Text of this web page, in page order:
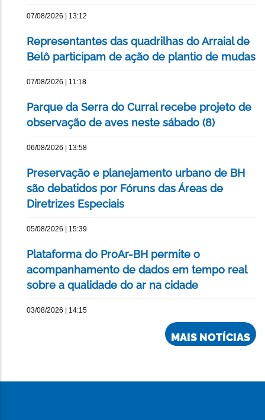
07/08/2026 | 13:12
Representantes das quadrilhas do Arraial de
Belô participam de ação de plantio de mudas
07/08/2026 | 11:18
Parque da Serra do Curral recebe projeto de
observação de aves neste sábado (8)
06/08/2026 | 13:58
Preservação e planejamento urbano de BH
são debatidos por Fóruns das Áreas de
Diretrizes Especiais
05/08/2026 | 15:39
Plataforma do ProAr-BH permite o
acompanhamento de dados em tempo real
sobre a qualidade do ar na cidade
03/08/2026 | 14:15
MAIS NOTÍCIAS